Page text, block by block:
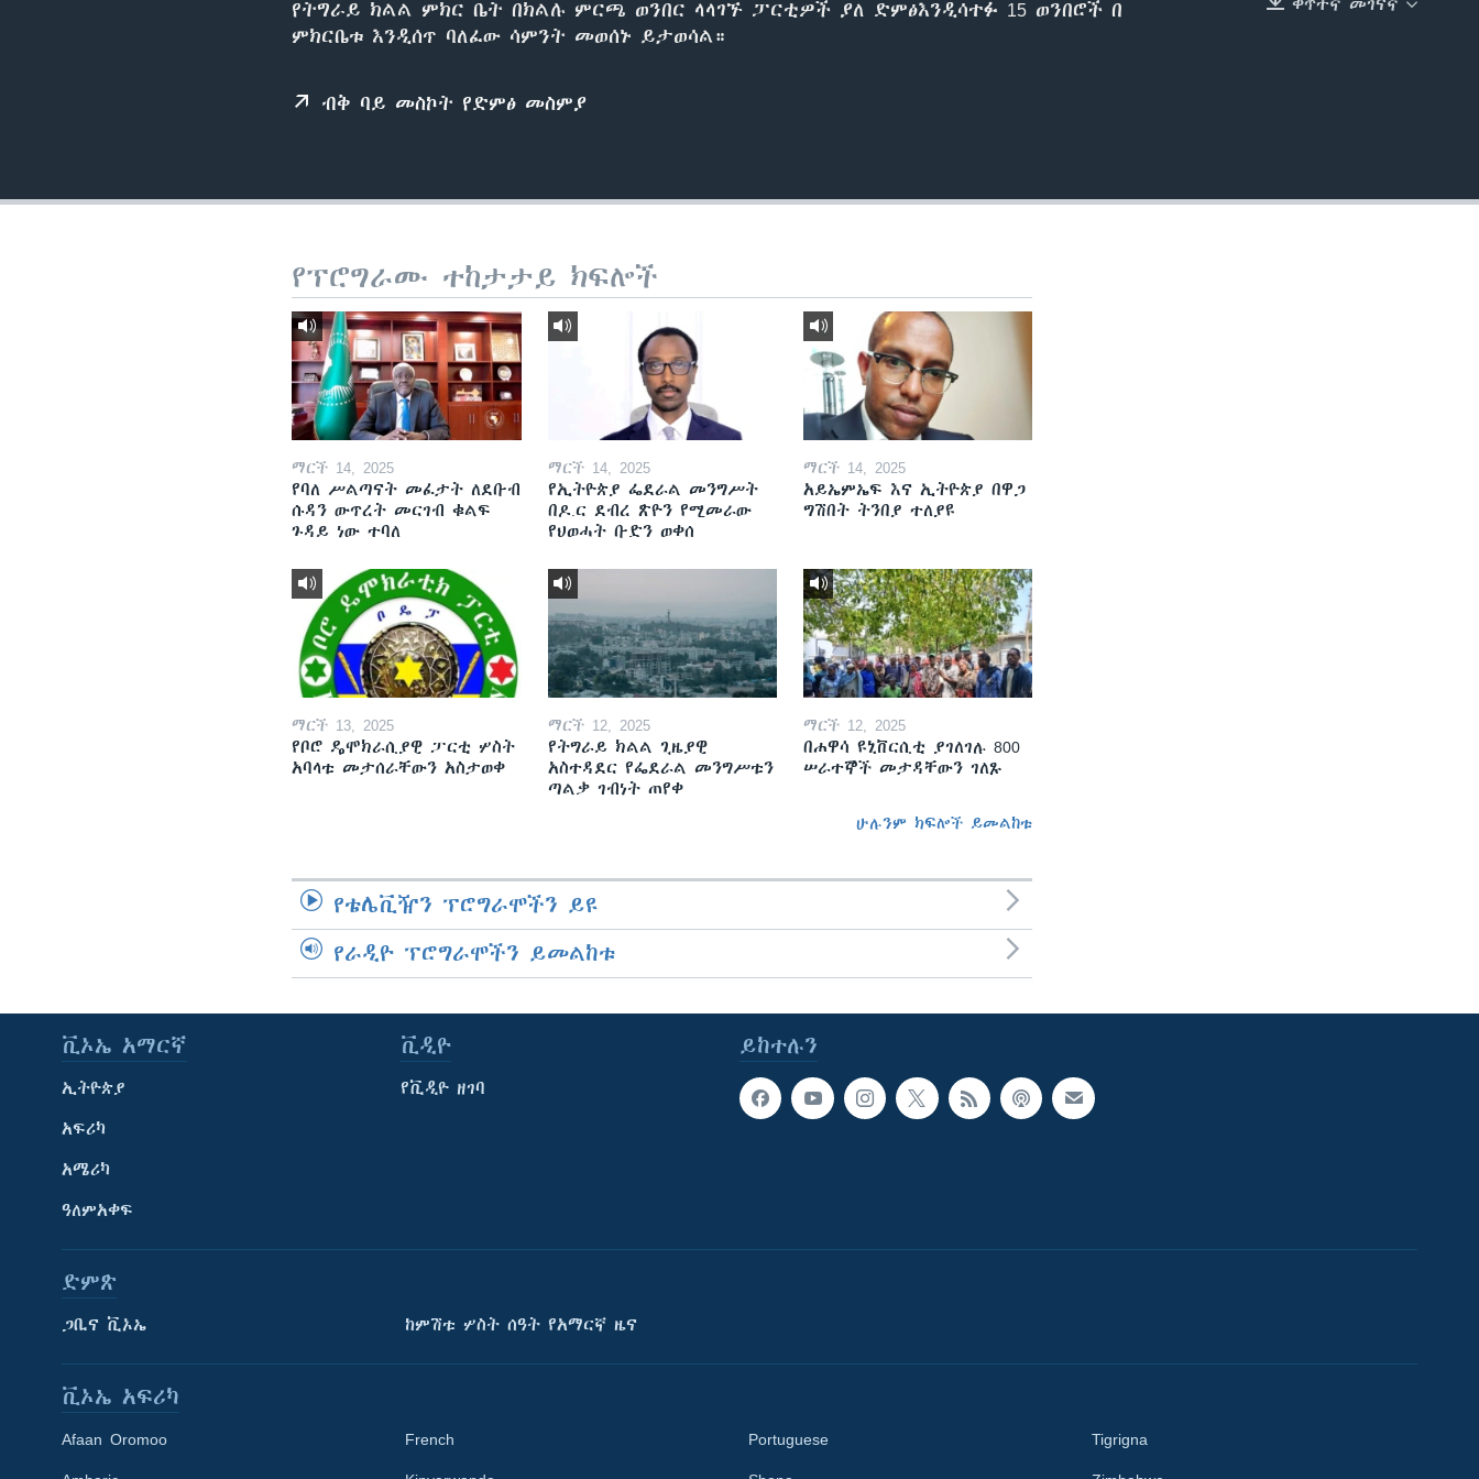
EMBED
የትግራይ ክልል ምክር ቤት በክልሉ ምርጫ ወንበር ላላገኙ ፓርቲዎች ያለ ድምፅእንዲሳተፉ 15 ወንበሮች በ
ምክርቤቱ እንዲሰጥ ባለፈው ሳምንት መወሰኑ ይታወሳል።
ብቅ ባይ መስኮት የድምፅ መስምያ
የፕሮግራሙ ተከታታይ ክፍሎች
ማርች 14, 2025
የባለ ሥልጣናት መፈታት ለደቡብ
ሱዳን ውጥረት መርገብ ቁልፍ
ጉዳይ ነው ተባለ
ማርች 14, 2025
የኢትዮጵያ ፌደራል መንግሥት
በዶ.ር ደብረ ጽዮን የሚመራው
የህወሓት ቡድን ወቀሰ
ማርች 14, 2025
አይኤምኤፍ እና ኢትዮጵያ በዋጋ
ግሽበት ትንበያ ተለያዩ
ማርች 13, 2025
የቦሮ ዴሞክራሲያዊ ፓርቲ ሦስት
አባላቱ መታሰራቸውን አስታወቀ
ማርች 12, 2025
የትግራይ ክልል ጊዜያዊ
አስተዳደር የፌደራል መንግሥቱን
ጣልቃ ገብነት ጠየቀ
ማርች 12, 2025
በሐዋሳ ዩኒቨርሲቲ ያገለገሉ 800
ሠራተኞች መታዳቸውን ገለጹ
ሁሉንም ክፍሎች ይመልከቱ
የቴሌቪዥን ፕሮግራሞችን ይዩ
የራዲዮ ፕሮግራሞችን ይመልከቱ
ይከተሉን
ቪኦኤ አማርኛ
ኢትዮጵያ
አፍሪካ
አሜሪካ
ዓለምአቀፍ
ቪዲዮ
የቪዲዮ ዘገባ
ድምጽ
ጋቢና ቪኦኤ ከምሽቱ ሦስት ሰዓት የአማርኛ ዜና
ቪኦኤ አፍሪካ
Afaan Oromoo French Portuguese Tigrigna